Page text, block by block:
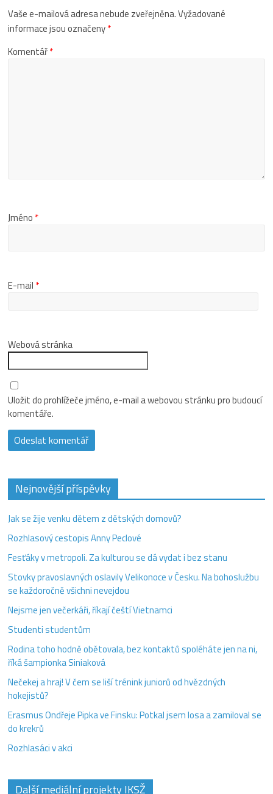
Vaše e-mailová adresa nebude zveřejněna.Vyžadované
informace jsou označeny*
Komentář*
Jméno *
E-mail *
Webová stránka
Uložit do prohlížeče jméno, e-mail a webovou stránku pro budoucí
komentáře.
Nejnovější příspěvky
Jak se žije venku dětem z dětských domovů?
Rozhlasový cestopis Anny Peclové
Fesťáky v metropoli. Za kulturou se dá vydat i bez stanu
Stovky pravoslavných oslavily Velikonoce v Česku. Na bohoslužbu
se každoročně všichni nevejdou
Nejsme jen večerkáři, říkají čeští Vietnamci
Studenti studentům
Rodina toho hodně obětovala, bez kontaktů spoléháte jen na ni,
říká šampionka Siniaková
Nečekej a hraj! V čem se liší trénink juniorů od hvězdných
hokejistů?
Erasmus Ondřeje Pipka ve Finsku: Potkal jsem losa a zamiloval se
do krekrů
Rozhlasáci v akci
Další mediální projekty IKSŽ